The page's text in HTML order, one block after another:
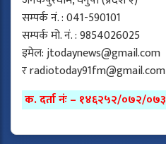
सम्पर्क नं. : 041-590101
सम्पर्क मो. नं. : 9854026025
इमेल:jtodaynews@gmail.com
रradiotoday91fm@gmail.com
क. दर्ता नंः – १४६२५२/०७२/०७३